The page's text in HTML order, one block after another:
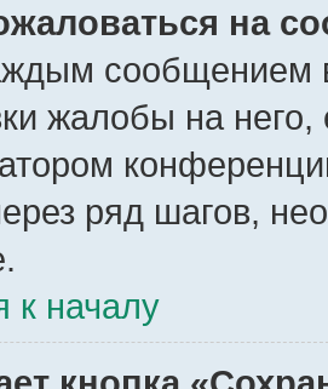
на
сообщением
жалобы на
ряд шагов,
к началу